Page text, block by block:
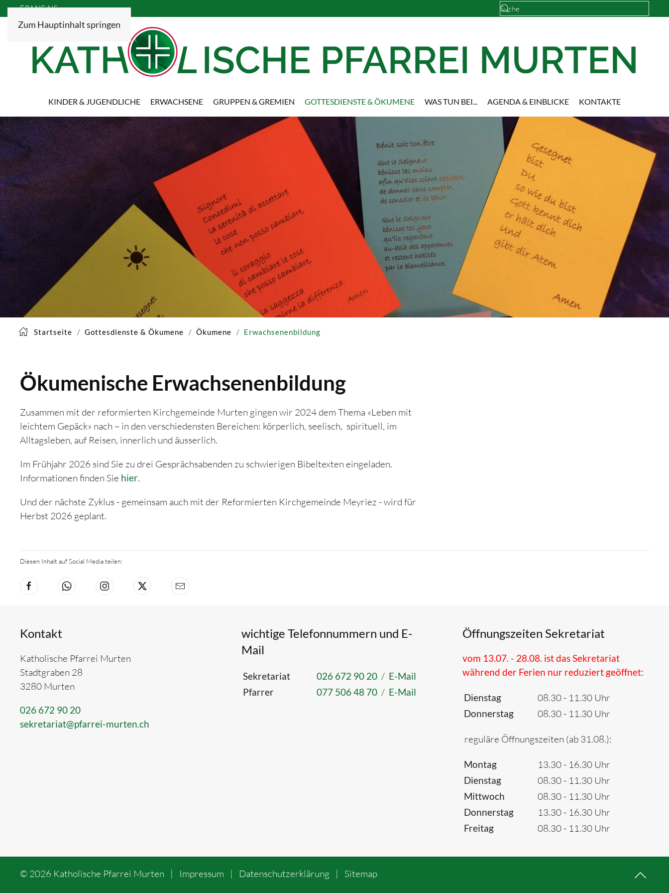
Zum Hauptinhalt springen
FRANÇAIS
KINDER & JUGENDLICHE ERWACHSENE GRUPPEN & GREMIEN GOTTESDIENSTE & ÖKUMENE WAS TUN BEI... AGENDA & EINBLICKE KONTAKTE
Startseite Gottesdienste & Ökumene Ökumene Erwachsenenbildung
Ökumenische Erwachsenenbildung
Zusammen mit der reformierten Kirchgemeinde Murten gingen wir 2024 dem Thema «Leben mit
leichtem Gepäck» nach – in den verschiedensten Bereichen: körperlich, seelisch, spirituell, im
Alltagsleben, auf Reisen, innerlich und äusserlich.
Im Frühjahr 2026 sind Sie zu drei Gesprächsabenden zu schwierigen Bibeltexten eingeladen.
Informationen finden Sie hier.
Und der nächste Zyklus - gemeinsam auch mit der Reformierten Kirchgemeinde Meyriez - wird für
Herbst 2026 geplant.
Diesen Inhalt auf Social Media teilen:
Kontakt
Katholische Pfarrei Murten
Stadtgraben 28
3280 Murten
026 672 90 20
sekretariat@pfarrei-murten.ch
wichtige Telefonnummern und E-
Mail
Sekretariat 026 672 90 20/ E-Mail
Pfarrer
077 506 48 70/ E-Mail
Öffnungszeiten Sekretariat
vom 13.07. - 28.08. ist das Sekretariat
während der Ferien nur reduziert geöffnet:
Dienstag 08.30 - 11.30 Uhr
Donnerstag 08.30 - 11.30 Uhr
reguläre Öffnungszeiten (ab 31.08.):
Montag 13.30 - 16.30 Uhr
Dienstag 08.30 - 11.30 Uhr
Mittwoch 08.30 - 11.30 Uhr
Donnerstag 13.30 - 16.30 Uhr
Freitag 08.30 - 11.30 Uhr
© 2026 Katholische Pfarrei Murten | Impressum | Datenschutzerklärung | Sitemap